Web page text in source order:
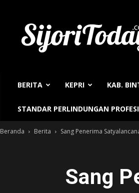
Today
BERITA KEPRI KAB.
STANDAR PERLINDUNGAN
Beranda Berita Sang Penerima
Sang